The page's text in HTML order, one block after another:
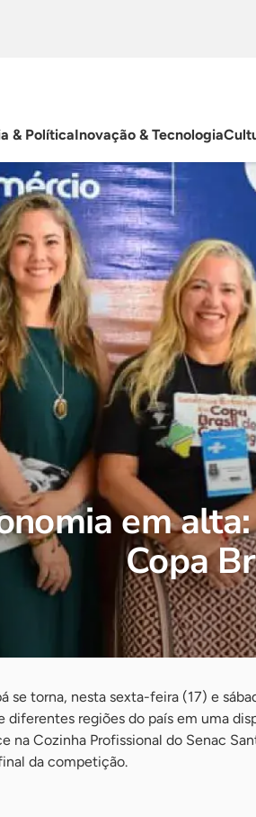
& PolíticaInovação & Tecnologia
em
Copa
se torna, nesta sexta-feira (17) e
diferentes regiões do país em uma
na Cozinha Profissional do Senac
da competição.